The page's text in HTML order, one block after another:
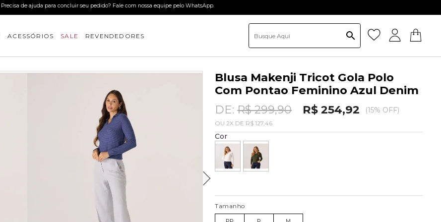
Use o cupom BEMVINDO e ganhe 15%OFF na primeira compra. *desconto não cumulativo
ACESSÓRIOS SALE REVENDEDORES
Blusa Makenji Tricot Gola Polo
Com Pontao Feminino Azul Denim
DE:R$ 299,90 R$ 254,92 (15% OFF)
OU2X DE R$ 127,46
Cor
Tamanho